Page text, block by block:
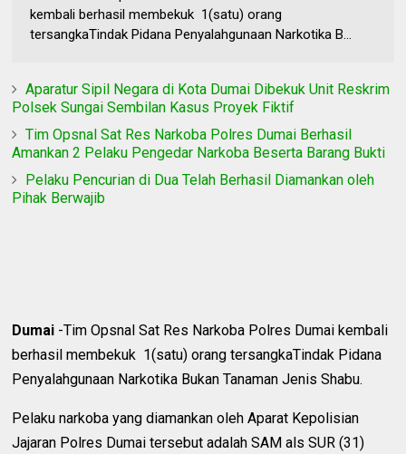
kembali berhasil membekuk 1(satu) orang
tersangkaTindak Pidana Penyalahgunaan Narkotika B...
Aparatur Sipil Negara di Kota Dumai Dibekuk Unit Reskrim
Polsek Sungai Sembilan Kasus Proyek Fiktif
Tim Opsnal Sat Res Narkoba Polres Dumai Berhasil
Amankan 2 Pelaku Pengedar Narkoba Beserta Barang Bukti
Pelaku Pencurian di Dua Telah Berhasil Diamankan oleh
Pihak Berwajib
Dumai -Tim Opsnal Sat Res Narkoba Polres Dumai kembali
berhasil membekuk 1(satu) orang tersangkaTindak Pidana
Penyalahgunaan Narkotika Bukan Tanaman Jenis Shabu.
Pelaku narkoba yang diamankan oleh Aparat Kepolisian
Jajaran Polres Dumai tersebut adalah SAM als SUR (31)